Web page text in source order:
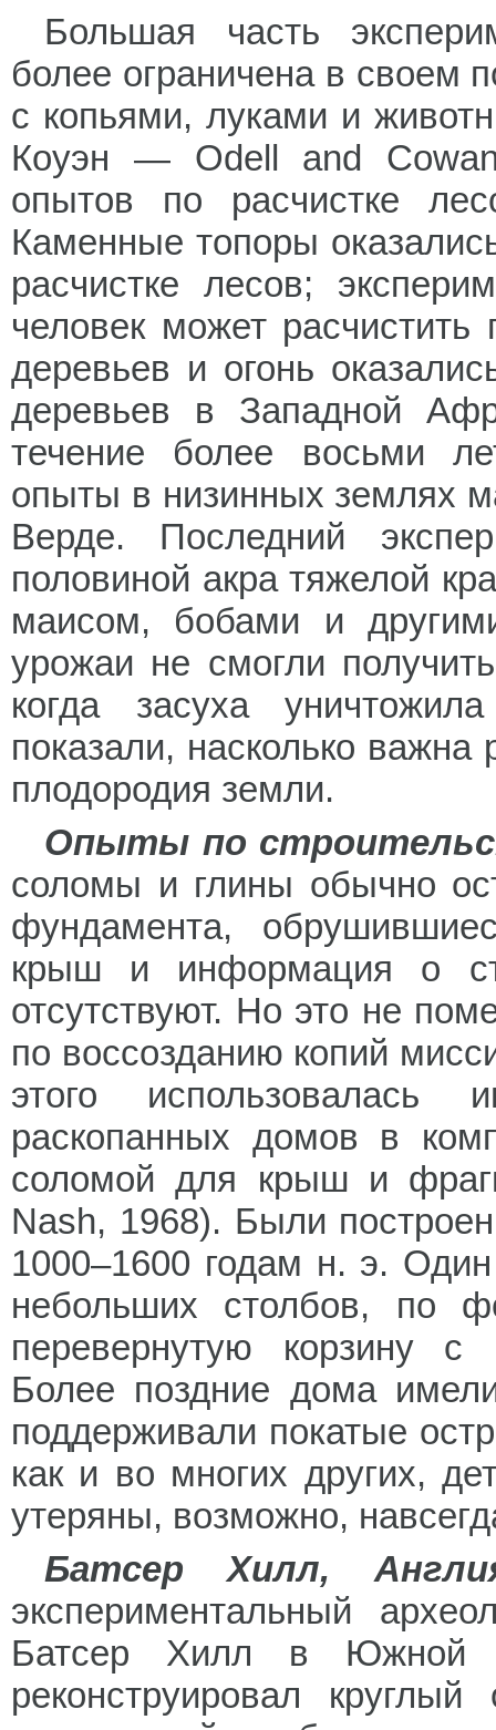
Большая часть
более ограничена в своем
с копьями, луками и
Коуэн — Odell and
опытов по расчистке
Каменные топоры
расчистке лесов;
человек может
деревьев и огонь
деревьев в Западной
течение более восьми
опыты в низинных землях
Верде. Последний
половиной акра тяжелой
маисом, бобами и
урожаи не смогли
когда засуха
показали, насколько
плодородия земли.
Опыты по
соломы и глины обычно
фундамента,
крыш и информация о
отсутствуют. Но это не
по воссозданию копий
этого
раскопанных домов в
соломой для крыш и
Nash, 1968). Были
1000–1600 годам н. э.
небольших столбов, по
перевернутую корзину с
Более поздние дома
поддерживали покатые
как и во многих других,
утеряны, возможно,
Батсер Хилл,
экспериментальный
Батсер Хилл в Южной
реконструировал